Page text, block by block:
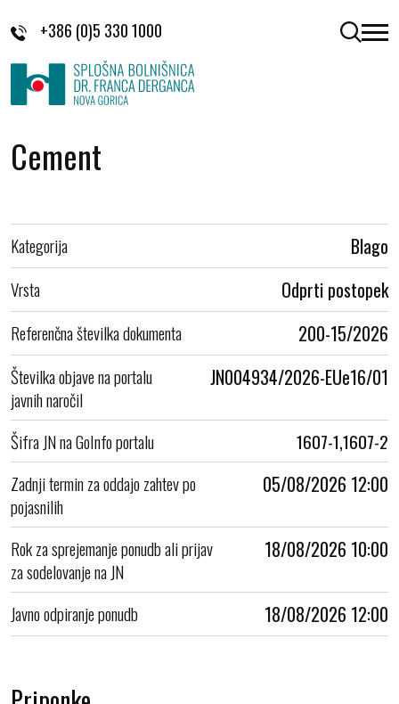
+386 (0)5 330 1000 odpri
Cement
Kategorija Blago
Vrsta Odprti postopek
Referenčna številka dokumenta 200-15/2026
Številka objave na portalu
javnih naročil
JN004934/2026-EUe16/01
Šifra JN na GoInfo portalu
1607-1,1607-2
Zadnji termin za oddajo zahtev po
pojasnilih
05/08/2026 12:00
Rok za sprejemanje ponudb ali prijav
za sodelovanje na JN
18/08/2026 10:00
Javno odpiranje ponudb 18/08/2026 12:00